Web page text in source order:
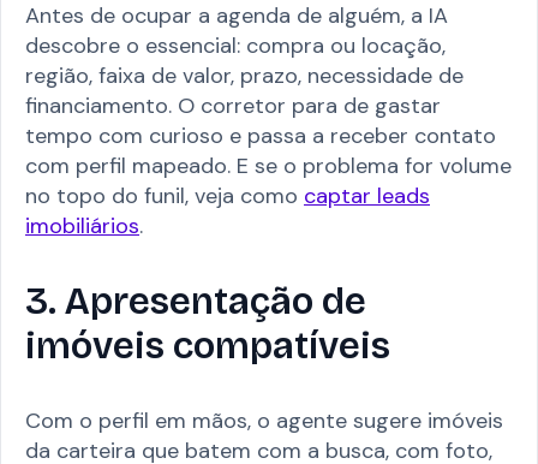
Antes de ocupar a agenda de alguém, a IA
descobre o essencial: compra ou locação,
região, faixa de valor, prazo, necessidade de
financiamento. O corretor para de gastar
tempo com curioso e passa a receber contato
com perfil mapeado. E se o problema for volume
no topo do funil, veja como captar leads
imobiliários.
3. Apresentação de
imóveis compatíveis
Com o perfil em mãos, o agente sugere imóveis
da carteira que batem com a busca, com foto,